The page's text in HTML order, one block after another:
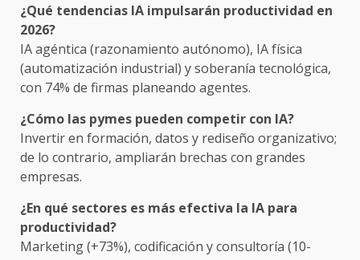
¿Qué tendencias IA impulsarán productividad en
2026?
IA agéntica (razonamiento autónomo), IA física
(automatización industrial) y soberanía tecnológica,
con 74% de firmas planeando agentes.
¿Cómo las pymes pueden competir con IA?
Invertir en formación, datos y rediseño organizativo;
de lo contrario, ampliarán brechas con grandes
empresas.
¿En qué sectores es más efectiva la IA para
productividad?
Marketing (+73%), codificación y consultoría (10-